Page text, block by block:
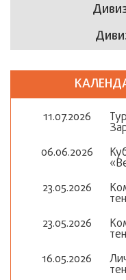
11.07.2026
06.06.2026
23.05.2026
23.05.2026
16.05.2026